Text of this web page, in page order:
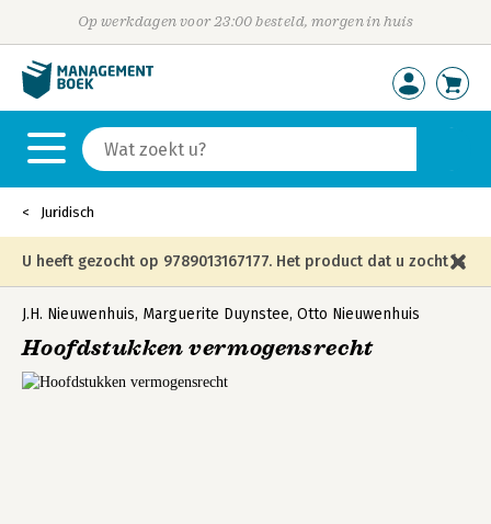
Op werkdagen voor 23:00 besteld, morgen in huis
Juridisch
U heeft gezocht op 9789013167177. Het product dat u zocht is
niet meer in die editie leverbaar en is vervangen door de
onderstaande editie.
J.H. Nieuwenhuis, Marguerite Duynstee, Otto Nieuwenhuis
Hoofdstukken vermogensrecht